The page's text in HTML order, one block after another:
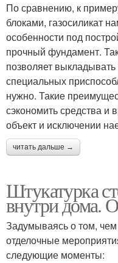
По сравнению, к
блоками, газосиликат
особенности под
прочный фундамент.
позволяет
специальных
нужно. Такие
сэкономить средства и
объект и исключении
читать дальше →
Штукатурка
внутри дома.
Задумываясь о том, чем
отделочные
следующие моменты: